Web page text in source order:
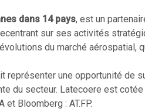
dans 14 pays, est un
sur ses activités
du marché aérospatial,
une opportunité de
du secteur. Latecoere est
et Bloomberg : AT.FP.